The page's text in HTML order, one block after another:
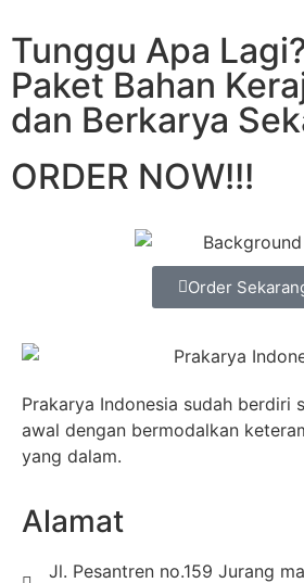
Tunggu Apa
Paket Bahan
dan Berkarya
ORDER NOW!!!
Order
Prakarya Indonesia sudah berdiri
awal dengan bermodalkan
yang dalam.
Alamat
Jl. Pesantren no.159 Jurang